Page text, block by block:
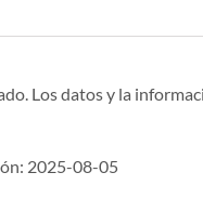
Los datos y la
2025-08-05